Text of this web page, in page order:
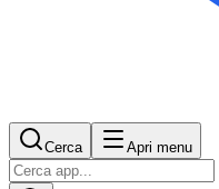
Cerca Apri menu